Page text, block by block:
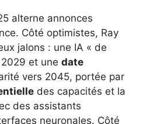
alterne annonces
Côté optimistes, Ray
jalons : une IA « de
et une date
vers 2045, portée par
des capacités et la
des assistants
neuronales. Côté